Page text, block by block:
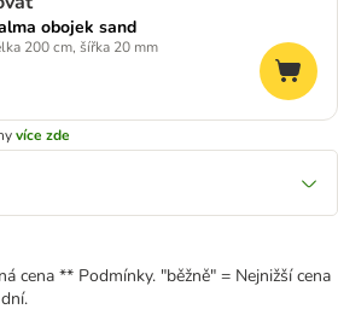
obojek sand
200 cm, šířka 20 mm
více zde
cena ** Podmínky. "běžně" = Nejnižší cena